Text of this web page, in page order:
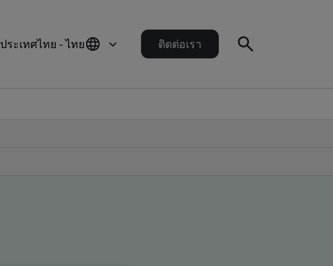
ประเทศไทย - ไทย ติดต่อเรา